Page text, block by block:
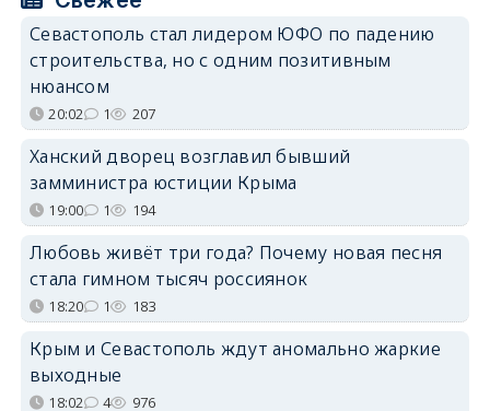
Севастополь стал лидером ЮФО по падению
строительства, но с одним позитивным
нюансом
20:02 1 207
Ханский дворец возглавил бывший
замминистра юстиции Крыма
19:00 1 194
Любовь живёт три года? Почему новая песня
стала гимном тысяч россиянок
18:20 1 183
Крым и Севастополь ждут аномально жаркие
выходные
18:02 4 976